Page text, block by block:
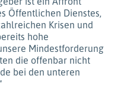
Öffentlichen Dienstes,
Krisen und
hohe
Mindestforderung
die offenbar nicht
bei den unteren